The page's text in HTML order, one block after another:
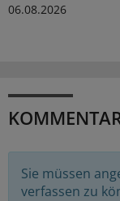
06.08.2026
Sie müssen
verfassen zu